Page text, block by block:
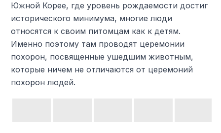
Южной Корее, где уровень рождаемости достиг
исторического минимума, многие люди
относятся к своим питомцам как к детям.
Именно поэтому там проводят церемонии
похорон, посвященные ушедшим животным,
которые ничем не отличаются от церемоний
похорон людей.